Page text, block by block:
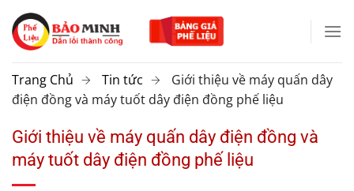
Chuyển
đến
nội
Trang Chủ Tin tức
Giới thiệu về máy quấn dây
điện đồng và máy tuốt dây điện đồng phế liệu
Giới thiệu về máy quấn dây điện đồng và
máy tuốt dây điện đồng phế liệu